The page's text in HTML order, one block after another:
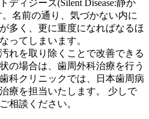
ディジーズ(Silent Disease:静か
名前の通り、気づかない内に
多く、更に重度になればなるほ
ってしまいます。
れを取り除くことで改善できる
の場合は、歯周外科治療を行う
科クリニックでは、日本歯周病
担当いたします。 少しで
相談ください。